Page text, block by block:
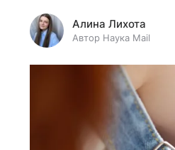
Алина Лихота
Автор Наука Mail